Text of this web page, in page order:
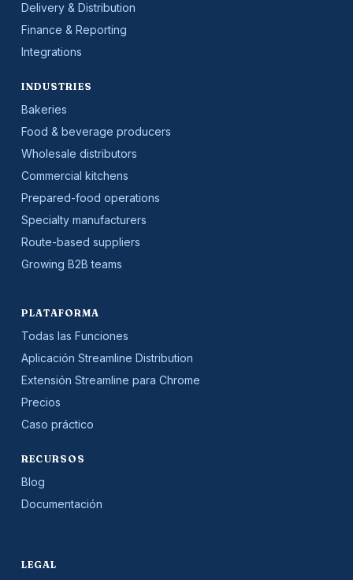
Delivery & Distribution
Finance & Reporting
Integrations
INDUSTRIES
Bakeries
Food & beverage producers
Wholesale distributors
Commercial kitchens
Prepared-food operations
Specialty manufacturers
Route-based suppliers
Growing B2B teams
PLATAFORMA
Todas las Funciones
Aplicación Streamline Distribution
Extensión Streamline para Chrome
Precios
Caso práctico
RECURSOS
Blog
Documentación
LEGAL